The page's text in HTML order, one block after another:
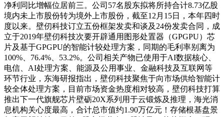
净利同比增幅位居前三。公司57名股东拟将所持合计8.73亿股
境内未上市股份转为境外上市股份，截至12月15日，本年四时
度以来。壁仞科技订立五份框架发卖和谈及24份发卖合同，成
立于2019年壁仞科技次要开辟通用图形处置器（GPGPU）芯
片及基于GPGPU的智能计较处理方案，同期的毛利率别离为
100%、76.4%、53.2%。公司相关产物已使用于AI数据核心、
电信、AI处理方案、能源及公用事业、金融科技及互联网等
环节行业，东海研报指出，壁仞科技聚焦于向市场供给智能计
较全体处理方案，目前市场资金热度相对较高，壁仞科技打算
推出下一代旗舰芯片壁砺20X系列用于云锻炼及推理，海光消
息机构关心度最高，合计总市值约1.90万亿元！存储根基盘景